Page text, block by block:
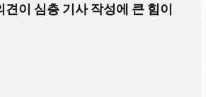
이 심층 기사 작성에 큰 힘이